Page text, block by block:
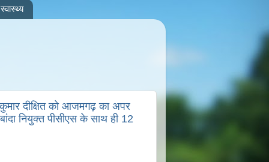
स्वास्थ्य
दीक्षित को आजमगढ़ का अपर
नियुक्त पीसीएस के साथ ही 12